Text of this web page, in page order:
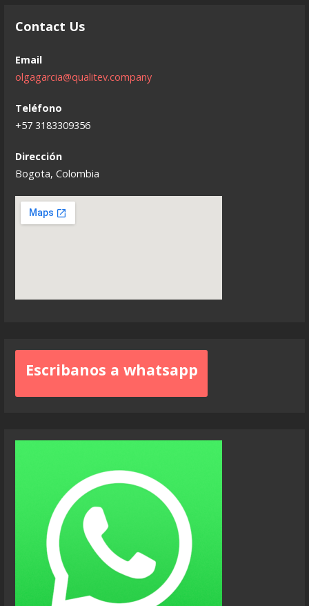
Contact Us
Email
olgagarcia@qualitev.company
Teléfono
+57 3183309356
Dirección
Bogota, Colombia
Escribanos a whatsapp